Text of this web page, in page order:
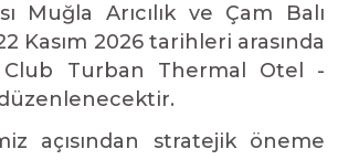
Muğla Arıcılık ve Çam Balı
Kasım 2026 tarihleri arasında
Club Turban Thermal Otel -
açısından stratejik öneme